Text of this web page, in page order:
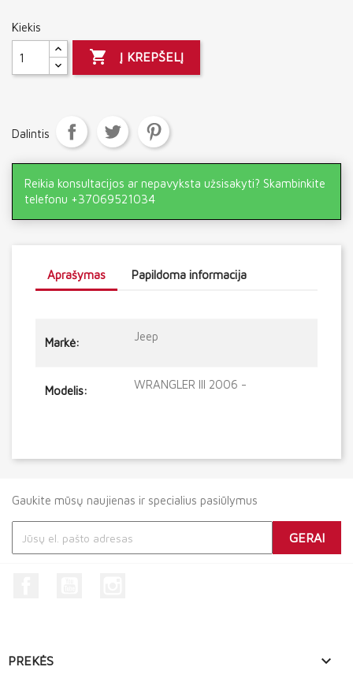
Kiekis
 Į KREPŠELĮ
Dalintis
Reikia konsultacijos ar nepavyksta užsisakyti? Skambinkite
telefonu +37069521034
Aprašymas Papildoma informacija
Markė: Jeep
Modelis: WRANGLER III 2006 -
Gaukite mūsų naujienas ir specialius pasiūlymus
PREKĖS 